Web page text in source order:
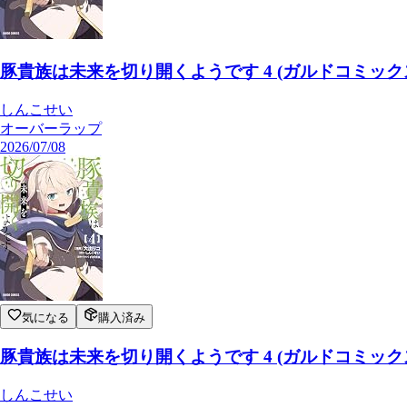
豚貴族は未来を切り開くようです 4 (ガルドコミック
しんこせい
オーバーラップ
2026/07/08
気になる 購入済み
豚貴族は未来を切り開くようです 4 (ガルドコミック
しんこせい